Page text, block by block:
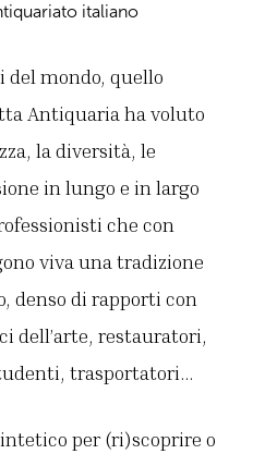
italiano
del mondo, quello
Antiquaria ha voluto
la diversità, le
in lungo e in largo
che con
viva una tradizione
denso di rapporti con
dell’arte, restauratori,
trasportatori…
per (ri)scoprire o